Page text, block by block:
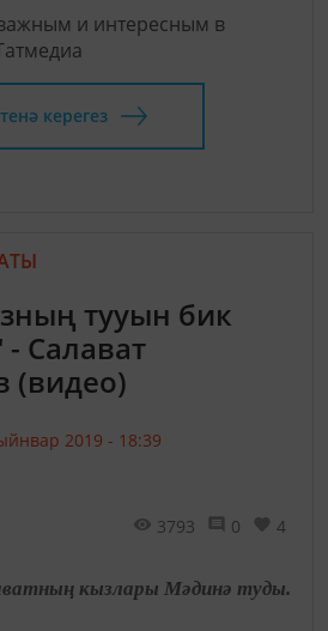
и интересным в
керегез
тууын бик
- Салават
(видео)
2019 - 18:39
3793 0 4
кызлары Мәдинә туды.